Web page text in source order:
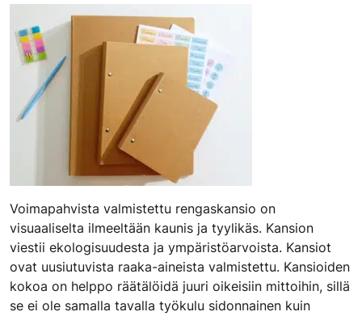
Voimapahvista valmistettu rengaskansio on
visuaaliselta ilmeeltään kaunis ja tyylikäs. Kansion
viestii ekologisuudesta ja ympäristöarvoista. Kansiot
ovat uusiutuvista raaka-aineista valmistettu. Kansioiden
kokoa on helppo räätälöidä juuri oikeisiin mittoihin, sillä
se ei ole samalla tavalla työkulu sidonnainen kuin